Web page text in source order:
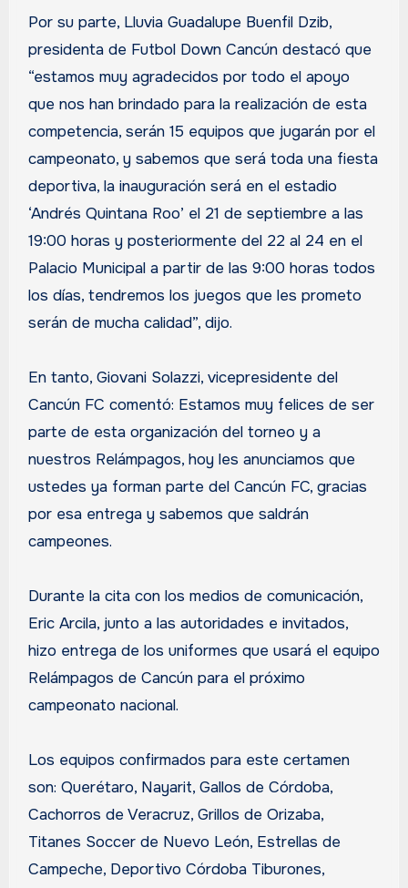
Por su parte, Lluvia Guadalupe Buenfil Dzib,
presidenta de Futbol Down Cancún destacó que
“estamos muy agradecidos por todo el apoyo
que nos han brindado para la realización de esta
competencia, serán 15 equipos que jugarán por el
campeonato, y sabemos que será toda una fiesta
deportiva, la inauguración será en el estadio
‘Andrés Quintana Roo’ el 21 de septiembre a las
19:00 horas y posteriormente del 22 al 24 en el
Palacio Municipal a partir de las 9:00 horas todos
los días, tendremos los juegos que les prometo
serán de mucha calidad”, dijo.
En tanto, Giovani Solazzi, vicepresidente del
Cancún FC comentó: Estamos muy felices de ser
parte de esta organización del torneo y a
nuestros Relámpagos, hoy les anunciamos que
ustedes ya forman parte del Cancún FC, gracias
por esa entrega y sabemos que saldrán
campeones.
Durante la cita con los medios de comunicación,
Eric Arcila, junto a las autoridades e invitados,
hizo entrega de los uniformes que usará el equipo
Relámpagos de Cancún para el próximo
campeonato nacional.
Los equipos confirmados para este certamen
son: Querétaro, Nayarit, Gallos de Córdoba,
Cachorros de Veracruz, Grillos de Orizaba,
Titanes Soccer de Nuevo León, Estrellas de
Campeche, Deportivo Córdoba Tiburones,